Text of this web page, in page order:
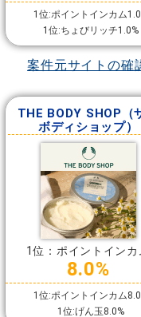
1位:ポイントインカム
1位:ちょびリッチ1.0%
案件元サイトの確
THE BODY SHOP（
ボディショップ）
1位：ポイントインカ
8.0%
1位:ポイントインカム
1位:げん玉8.0%